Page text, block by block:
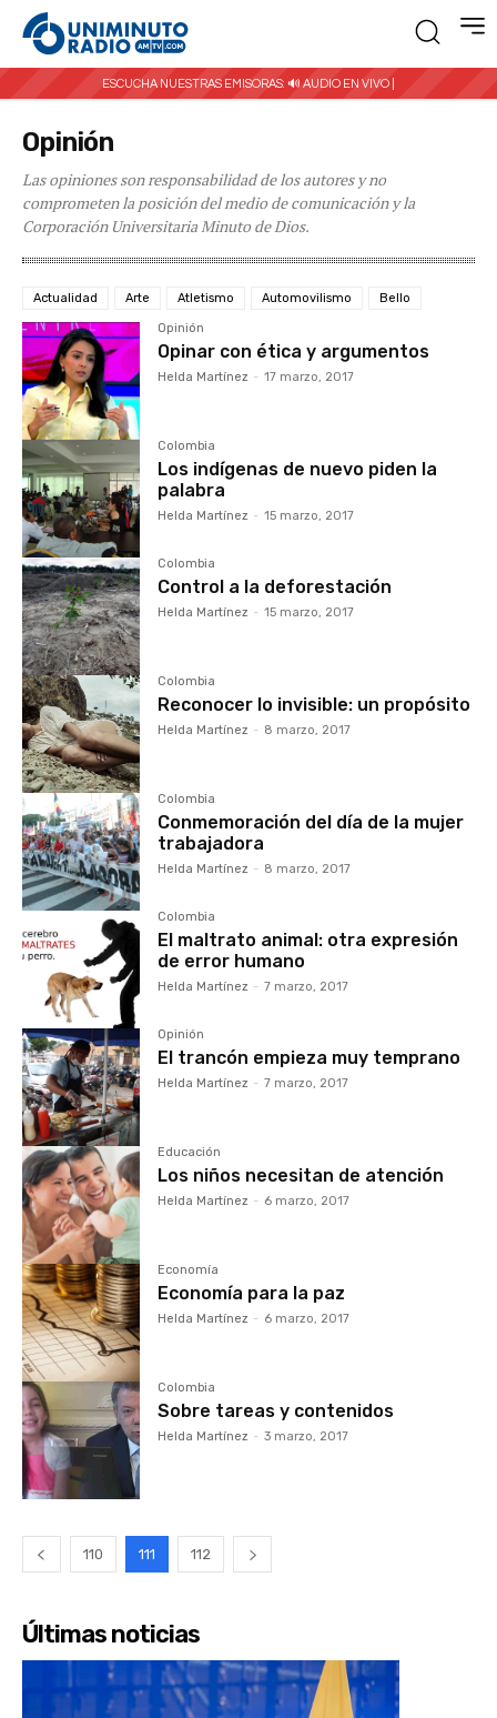
ESCUCHA NUESTRAS EMISORAS: 🔊 AUDIO EN VIVO |
Opinión
Las opiniones son responsabilidad de los autores y no
comprometen la posición del medio de comunicación y la
Corporación Universitaria Minuto de Dios.
Actualidad Arte Atletismo Automovilismo Bello
Opinión
Opinar con ética y argumentos
Helda Martínez - 17 marzo, 2017
Colombia
Los indígenas de nuevo piden la
palabra
Helda Martínez - 15 marzo, 2017
Colombia
Control a la deforestación
Helda Martínez - 15 marzo, 2017
Colombia
Reconocer lo invisible: un propósito
Helda Martínez - 8 marzo, 2017
Colombia
Conmemoración del día de la mujer
trabajadora
Helda Martínez - 8 marzo, 2017
Colombia
El maltrato animal: otra expresión
de error humano
Helda Martínez - 7 marzo, 2017
Opinión
El trancón empieza muy temprano
Helda Martínez - 7 marzo, 2017
Educación
Los niños necesitan de atención
Helda Martínez - 6 marzo, 2017
Economía
Economía para la paz
Helda Martínez - 6 marzo, 2017
Colombia
Sobre tareas y contenidos
Helda Martínez - 3 marzo, 2017
110 111 112
Últimas noticias